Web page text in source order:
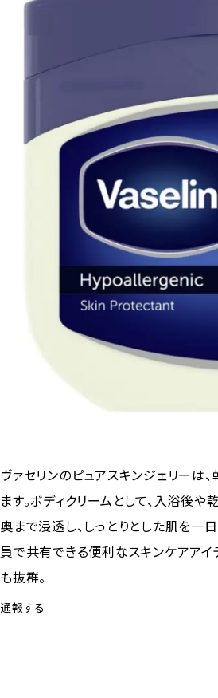
ヴァセリンのピュアスキンジェリーは
ます。ボディクリームとして、入浴後
奥まで浸透し、しっとりとした肌を一
員で共有できる便利なスキンケアアイ
も抜群。
通報する